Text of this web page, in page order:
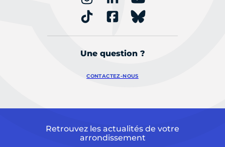
Une question ?
CONTACTEZ-NOUS
Retrouvez les actualités de votre
arrondissement